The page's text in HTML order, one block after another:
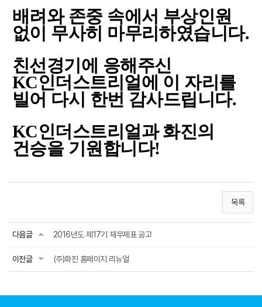
배려와 존중 속에서 부상인원
없이 무사히 마무리하였습니다.
친선경기에 응해주신
KC인더스트리얼에 이 자리를
빌어 다시 한번 감사드립니다.
KC인더스트리얼과 화진의
건승을 기원합니다!
목록
다음글 2016년도 제17기 재무제표 공고
이전글 (주)화진 홈페이지 리뉴얼